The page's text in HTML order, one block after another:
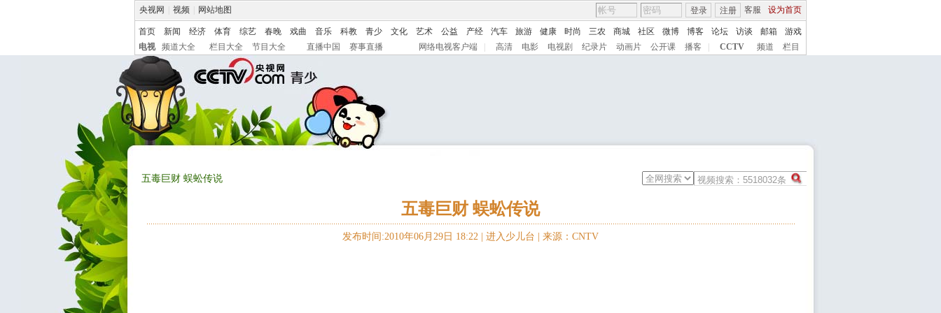
央视网 视频 网站地图 客服 设为首页
登录 注册
首页 新闻 经济 体育 综艺 春晚 戏曲 音乐 科教 青少 文化 艺术 公益 产经 汽车 旅游 健康 时尚 三农 商城 社区 微博 博客 论坛 访谈 邮箱
游戏
电视
频道大全 栏目大全 节目大全 直播中国 赛事直播 网络电视客户端 高清 电影 电视剧 纪录片 动画片 公开课 播客 CCTV 频道 栏目
五毒巨财 蜈蚣传说
五毒巨财 蜈蚣传说
发布时间:2010年06月29日 18:22 | 进入少儿台 来源：CNTV